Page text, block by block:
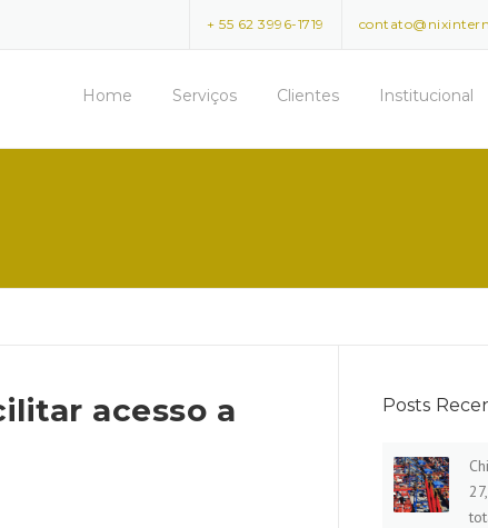
+ 55 62 3996-1719
Home Serviços Clientes Institucional
acesso a
Posts